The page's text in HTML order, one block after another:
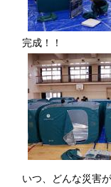
完成！！
いつ、どんな災害